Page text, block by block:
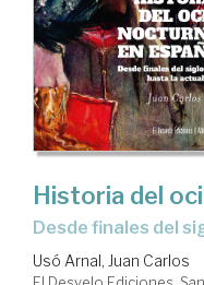
Historia del
Desde finales del
Usó Arnal, Juan Carlos